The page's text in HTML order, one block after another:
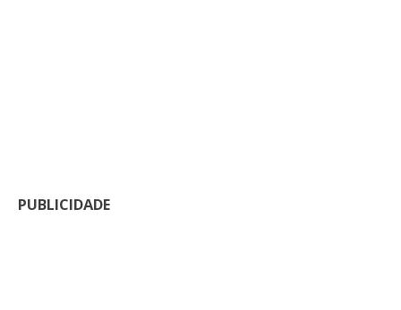
PUBLICIDADE